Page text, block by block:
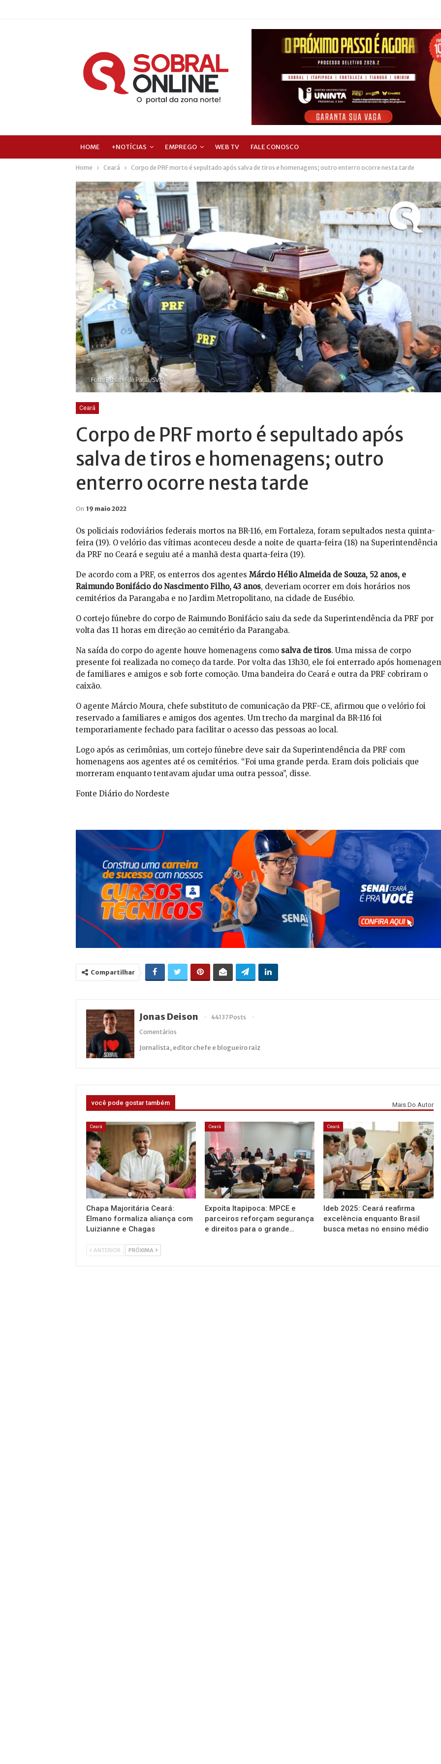
HOME +NOTÍCIAS EMPREGO WEB TV FALE CONOSCO
Home Ceará Corpo de PRF morto é sepultado após salva de tiros e homenagens; outro enterro ocorre nesta tarde
Ceará
Corpo de PRF morto é sepultado após
salva de tiros e homenagens; outro
enterro ocorre nesta tarde
On 19 maio 2022
Os policiais rodoviários federais mortos na BR-116, em Fortaleza, foram sepultados nesta quinta-
feira (19). O velório das vítimas aconteceu desde a noite de quarta-feira (18) na Superintendência
da PRF no Ceará e seguiu até a manhã desta quarta-feira (19).
De acordo com a PRF, os enterros dos agentes Márcio Hélio Almeida de Souza, 52 anos, e
Raimundo Bonifácio do Nascimento Filho, 43 anos, deveriam ocorrer em dois horários nos
cemitérios da Parangaba e no Jardim Metropolitano, na cidade de Eusébio.
O cortejo fúnebre do corpo de Raimundo Bonifácio saiu da sede da Superintendência da PRF por
volta das 11 horas em direção ao cemitério da Parangaba.
Na saída do corpo do agente houve homenagens como salva de tiros. Uma missa de corpo
presente foi realizada no começo da tarde. Por volta das 13h30, ele foi enterrado após
de familiares e amigos e sob forte comoção. Uma bandeira do Ceará e outra da PRF cobriram o
caixão.
O agente Márcio Moura, chefe substituto de comunicação da PRF-CE, afirmou que o velório foi
reservado a familiares e amigos dos agentes. Um trecho da marginal da BR-116 foi
temporariamente fechado para facilitar o acesso das pessoas ao local.
Logo após as cerimônias, um cortejo fúnebre deve sair da Superintendência da PRF com
homenagens aos agentes até os cemitérios. “Foi uma grande perda. Eram dois policiais que
morreram enquanto tentavam ajudar uma outra pessoa”, disse.
Fonte Diário do Nordeste
Compartilhar
Jonas Deison
44137 Posts
Comentários
Jornalista, editor chefe e blogueiro raiz
você pode gostar também Mais Do Autor
Ceará
Chapa Majoritária Ceará:
Elmano formaliza aliança com
Luizianne e Chagas
Ceará
Expoita Itapipoca: MPCE e
parceiros reforçam segurança
e direitos para o grande…
Ceará
Ideb 2025: Ceará reafirma
excelência enquanto Brasil
busca metas no ensino médio
ANTERIOR PRÓXIMA